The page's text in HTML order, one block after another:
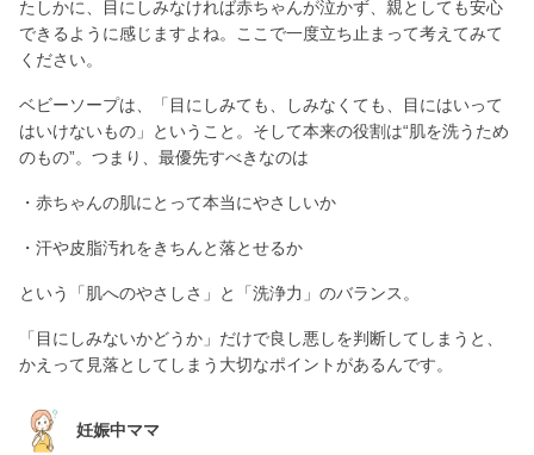
たしかに、目にしみなければ赤ちゃんが泣かず、親としても安心
できるように感じますよね。ここで一度立ち止まって考えてみて
ください。
ベビーソープは、「目にしみても、しみなくても、目にはいって
はいけないもの」ということ。そして本来の役割は“肌を洗うため
のもの”。つまり、最優先すべきなのは
・赤ちゃんの肌にとって本当にやさしいか
・汗や皮脂汚れをきちんと落とせるか
という「肌へのやさしさ」と「洗浄力」のバランス。
「目にしみないかどうか」だけで良し悪しを判断してしまうと、
かえって見落としてしまう大切なポイントがあるんです。
妊娠中ママ